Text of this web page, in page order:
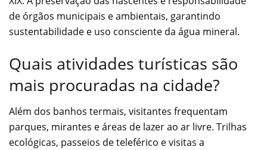
de órgãos municipais e ambientais, garantindo
sustentabilidade e uso consciente da água mineral.
Quais atividades turísticas são
mais procuradas na cidade?
Além dos banhos termais, visitantes frequentam
parques, mirantes e áreas de lazer ao ar livre. Trilhas
ecológicas, passeios de teleférico e visitas a